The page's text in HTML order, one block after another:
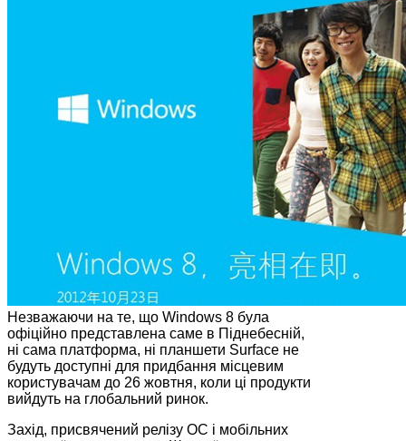
Незважаючи на те, що Windows 8 була
офіційно представлена саме в Піднебесній,
ні сама платформа, ні планшети Surface не
будуть доступні для придбання місцевим
користувачам до 26 жовтня, коли ці продукти
вийдуть на глобальний ринок.
Захід, присвячений релізу ОС і мобільних